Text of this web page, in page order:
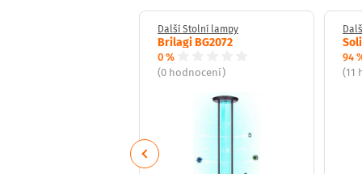
Další Stolní lampy
Brilagi BG2072
0 %
(0 hodnocení)
94
(11
Previous